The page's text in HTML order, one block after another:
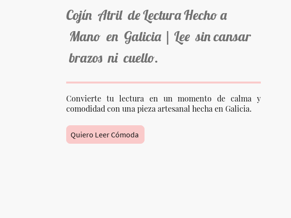
Cojín Atril de Lectura Hecho a
Mano en Galicia | Lee sin cansar
brazos ni cuello.
Convierte tu lectura en un momento de calma y
comodidad con una pieza artesanal hecha en Galicia.
Quiero Leer Cómoda